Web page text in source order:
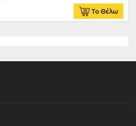
Το Θέλω